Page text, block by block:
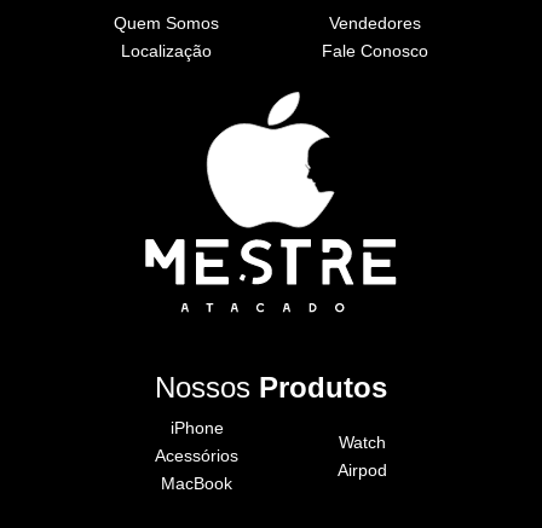
Quem Somos
Localização
Vendedores
Fale Conosco
Nossos Produtos
iPhone
Acessórios
MacBook
Watch
Airpod